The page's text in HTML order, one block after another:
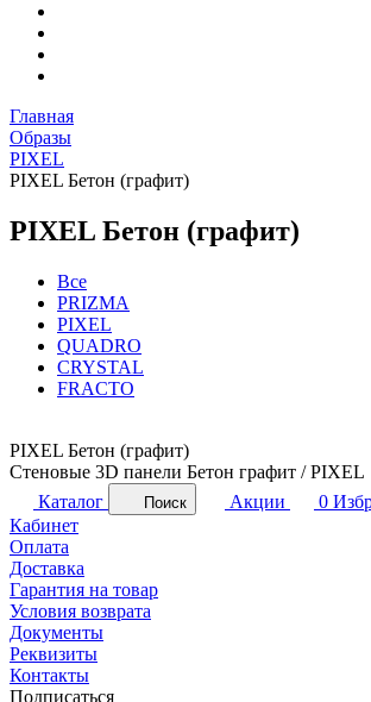
Главная
Образы
PIXEL
PIXEL Бетон (графит)
PIXEL Бетон (графит)
Все
PRIZMA
PIXEL
QUADRO
CRYSTAL
FRACTO
PIXEL Бетон (графит)
Стеновые 3D панели Бетон графит / PIXEL
Каталог
Поиск Акции 0
Кабинет
Оплата
Доставка
Гарантия на товар
Условия возврата
Документы
Реквизиты
Контакты
Подписаться